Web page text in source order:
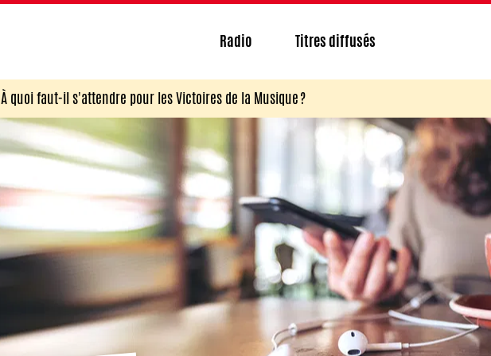
Radio Titres diffusés
À quoi faut-il s'attendre pour les Victoires de la Musique ?